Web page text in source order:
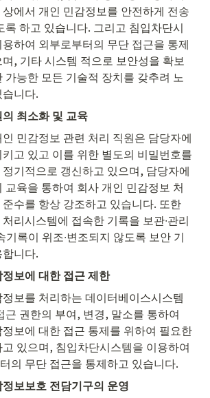
에서 개인 민감정보를 안전하게 전송
록 하고 있습니다. 그리고 침입차단시
하여 외부로부터의 무단 접근을 통제
, 기타 시스템 적으로 보안성을 확보
가능한 모든 기술적 장치를 갖추려 노
니다.
최소화 및 교육
민감정보 관련 처리 직원은 담당자에
고 있고 이를 위한 별도의 비밀번호를
기적으로 갱신하고 있으며, 담당자에
교육을 통하여 회사 개인 민감정보 처
수를 항상 강조하고 있습니다. 또한
리시스템에 접속한 기록을 보관∙관리
기록이 위조∙변조되지 않도록 보안 기
니다.
보에 대한 접근 제한
보를 처리하는 데이터베이스시스템
근 권한의 부여, 변경, 말소를 통하여
보에 대한 접근 통제를 위하여 필요한
있으며, 침입차단시스템을 이용하여
의 무단 접근을 통제하고 있습니다.
보보호 전담기구의 운영